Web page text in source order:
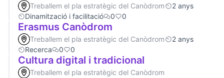
Treballem el pla estratègic del Canòdrom
2 anys
Dinamització i facilitació
0 0
Erasmus Canòdrom
Treballem el pla estratègic del Canòdrom
2 anys
Recerca
0 0
Cultura digital i tradicional
Treballem el pla estratègic del Canòdrom